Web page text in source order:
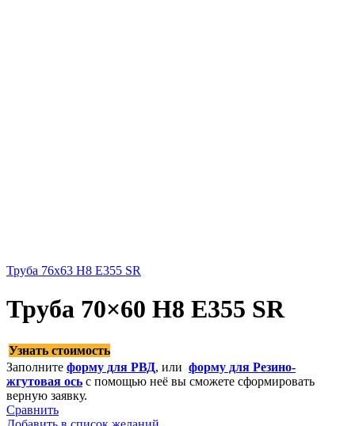
Труба 76x63 H8 E355 SR
Труба 70×60 H8 E355 SR
Узнать стоимость
Заполните форму для РВД, или форму для Резино-
жгутовая ось с помощью неё вы сможете сформировать
верную заявку.
Сравнить